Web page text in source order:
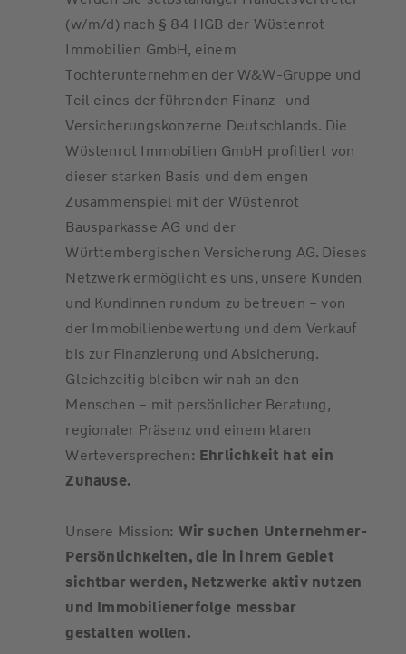
(w/m/d) nach § 84 HGB der Wüstenrot
Immobilien GmbH, einem
Tochterunternehmen der W&W-Gruppe und
Teil eines der führenden Finanz- und
Versicherungskonzerne Deutschlands. Die
Wüstenrot Immobilien GmbH profitiert von
dieser starken Basis und dem engen
Zusammenspiel mit der Wüstenrot
Bausparkasse AG und der
Württembergischen Versicherung AG. Dieses
Netzwerk ermöglicht es uns, unsere Kunden
und Kundinnen rundum zu betreuen – von
der Immobilienbewertung und dem Verkauf
bis zur Finanzierung und Absicherung.
Gleichzeitig bleiben wir nah an den
Menschen – mit persönlicher Beratung,
regionaler Präsenz und einem klaren
Werteversprechen: Ehrlichkeit hat ein
Zuhause.
Unsere Mission: Wir suchen Unternehmer-
Persönlichkeiten, die in ihrem Gebiet
sichtbar werden, Netzwerke aktiv nutzen
und Immobilienerfolge messbar
gestalten wollen.